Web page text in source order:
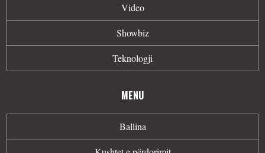
Video
Showbiz
Teknologji
MENU
Ballina